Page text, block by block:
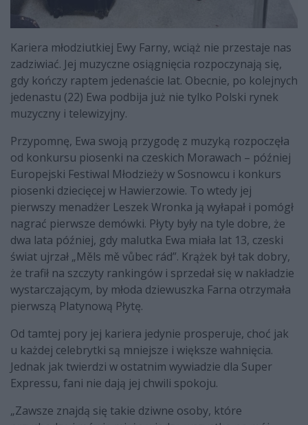
Kariera młodziutkiej Ewy Farny, wciąż nie przestaje nas
zadziwiać. Jej muzyczne osiągnięcia rozpoczynają się,
gdy kończy raptem jedenaście lat. Obecnie, po kolejnych
jedenastu (22) Ewa podbija już nie tylko Polski rynek
muzyczny i telewizyjny.
Przypomnę, Ewa swoją przygodę z muzyką rozpoczęła
od konkursu piosenki na czeskich Morawach – później
Europejski Festiwal Młodzieży w Sosnowcu i konkurs
piosenki dziecięcej w Hawierzowie. To wtedy jej
pierwszy menadżer Leszek Wronka ją wyłapał i pomógł
nagrać pierwsze demówki. Płyty były na tyle dobre, że
dwa lata później, gdy malutka Ewa miała lat 13, czeski
świat ujrzał „Měls mě vůbec rád”. Krążek był tak dobry,
że trafił na szczyty rankingów i sprzedał się w nakładzie
wystarczającym, by młoda dziewuszka Farna otrzymała
pierwszą Platynową Płytę.
Od tamtej pory jej kariera jedynie prosperuje, choć jak
u każdej celebrytki są mniejsze i większe wahnięcia.
Jednak jak twierdzi w ostatnim wywiadzie dla Super
Expressu, fani nie dają jej chwili spokoju.
„Zawsze znajdą się takie dziwne osoby, które